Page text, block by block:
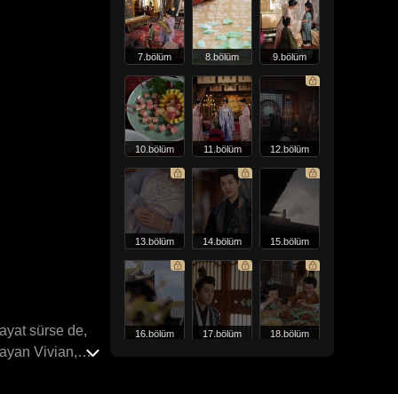
sürse de,
Vivian,
7.bölüm 8.bölüm 9.bölüm
10.bölüm 11.bölüm 12.bölüm
13.bölüm 14.bölüm 15.bölüm
16.bölüm 17.bölüm 18.bölüm